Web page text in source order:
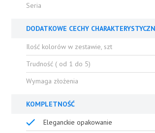
Seria
DODATKOWE CECHY
Ilość kolorów w zestawie, szt
Trudność ( od 1 do 5)
Wymaga złożenia
KOMPLETNOŚĆ
Eleganckie opakowanie